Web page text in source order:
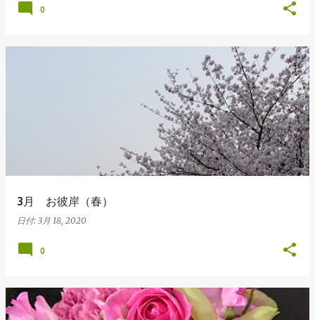
0
3月 お彼岸（春）
日付: 3月 18, 2020
0